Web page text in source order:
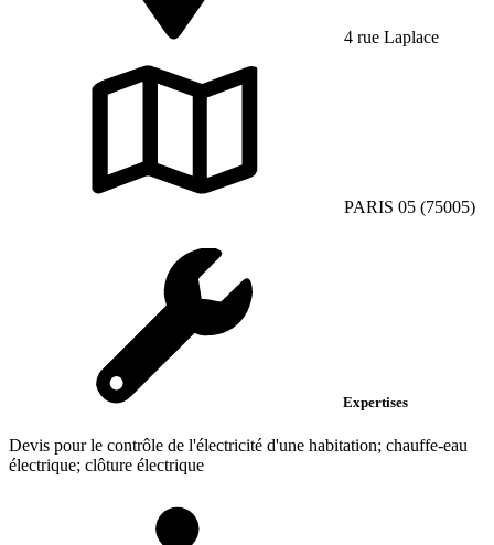
4 rue Laplace
PARIS 05 (75005)
Expertises
Devis pour le contrôle de l'électricité d'une habitation; chauffe-eau
électrique; clôture électrique